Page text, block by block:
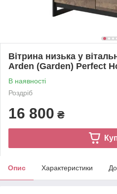
Вітрина низька у
Arden (Garden) Perfect
В наявності
Роздріб
16 800 ₴
Опис Характеристики